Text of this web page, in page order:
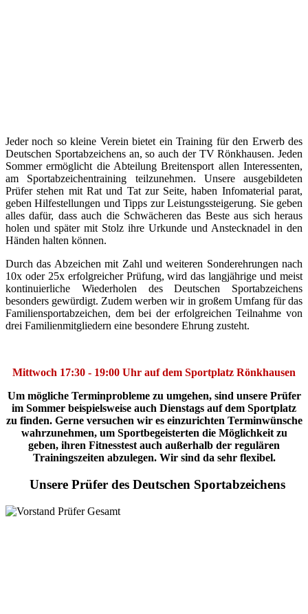
Jeder noch so kleine Verein bietet ein Training für den Erwerb des
Deutschen Sportabzeichens an, so auch der TV Rönkhausen. Jeden
Sommer ermöglicht die Abteilung Breitensport allen Interessenten,
am Sportabzeichentraining teilzunehmen. Unsere ausgebildeten
Prüfer stehen mit Rat und Tat zur Seite, haben Infomaterial parat,
geben Hilfestellungen und Tipps zur Leistungssteigerung. Sie geben
alles dafür, dass auch die Schwächeren das Beste aus sich heraus
holen und später mit Stolz ihre Urkunde und Anstecknadel in den
Händen halten können.
Durch das Abzeichen mit Zahl und weiteren Sonderehrungen nach
10x oder 25x erfolgreicher Prüfung, wird das langjährige und meist
kontinuierliche Wiederholen des Deutschen Sportabzeichens
besonders gewürdigt. Zudem werben wir in großem Umfang für das
Familiensportabzeichen, dem bei der erfolgreichen Teilnahme von
drei Familienmitgliedern eine besondere Ehrung zusteht.
Mittwoch 17:30 - 19:00 Uhr auf dem Sportplatz Rönkhausen
Um mögliche Terminprobleme zu umgehen, sind unsere Prüfer
im Sommer beispielsweise auch Dienstags auf dem Sportplatz
zu finden. Gerne versuchen wir es einzurichten Terminwünsche
wahrzunehmen, um Sportbegeisterten die Möglichkeit zu
geben, ihren Fitnesstest auch außerhalb der regulären
Trainingszeiten abzulegen. Wir sind da sehr flexibel.
Unsere Prüfer des Deutschen Sportabzeichens